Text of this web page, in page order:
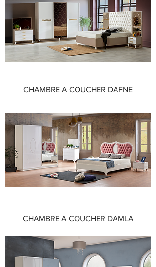
CHAMBRE A COUCHER DAFNE
CHAMBRE A COUCHER DAMLA